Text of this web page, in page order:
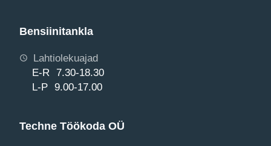
Bensiinitankla
Lahtiolekuajad
E-R 7.30-18.30
L-P 9.00-17.00
Techne Töökoda OÜ